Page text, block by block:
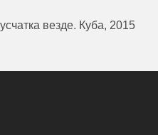
везде. Куба, 2015